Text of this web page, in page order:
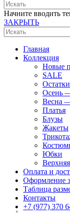
Начните вводить
ЗАКРЫТЬ
Главная
Коллекция
Новые
SALE
Остатки
Осень
Весна
Платья
Блузы
Жакеты
Юбки
Оплата и
Оформление
Таблица
Контакты
+7 (977) 370